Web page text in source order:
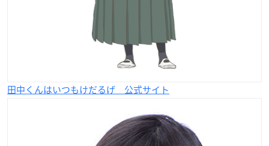
田中くんはいつもけだるげ 公式サイト